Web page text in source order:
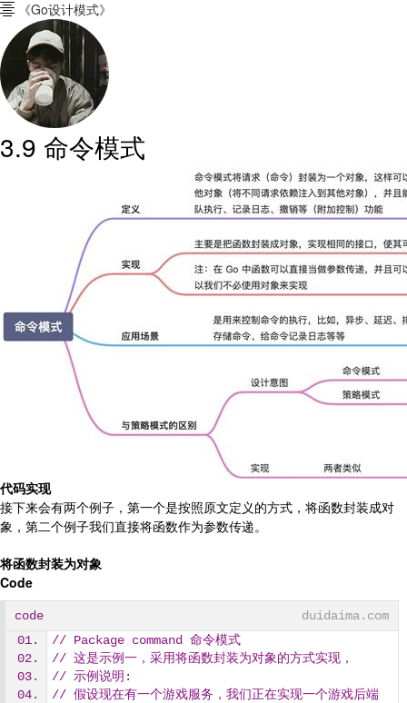
 《Go设计模式》
3.9 命令模式
代码实现
接下来会有两个例子，第一个是按照原文定义的方式，将函数封装成对
象，第二个例子我们直接将函数作为参数传递。
将函数封装为对象
Code
code
duidaima.com
// Package command 命令模式
// 这是示例一，采用将函数封装为对象的方式实现，
// 示例说明:
// 假设现在有一个游戏服务，我们正在实现一个游戏后端